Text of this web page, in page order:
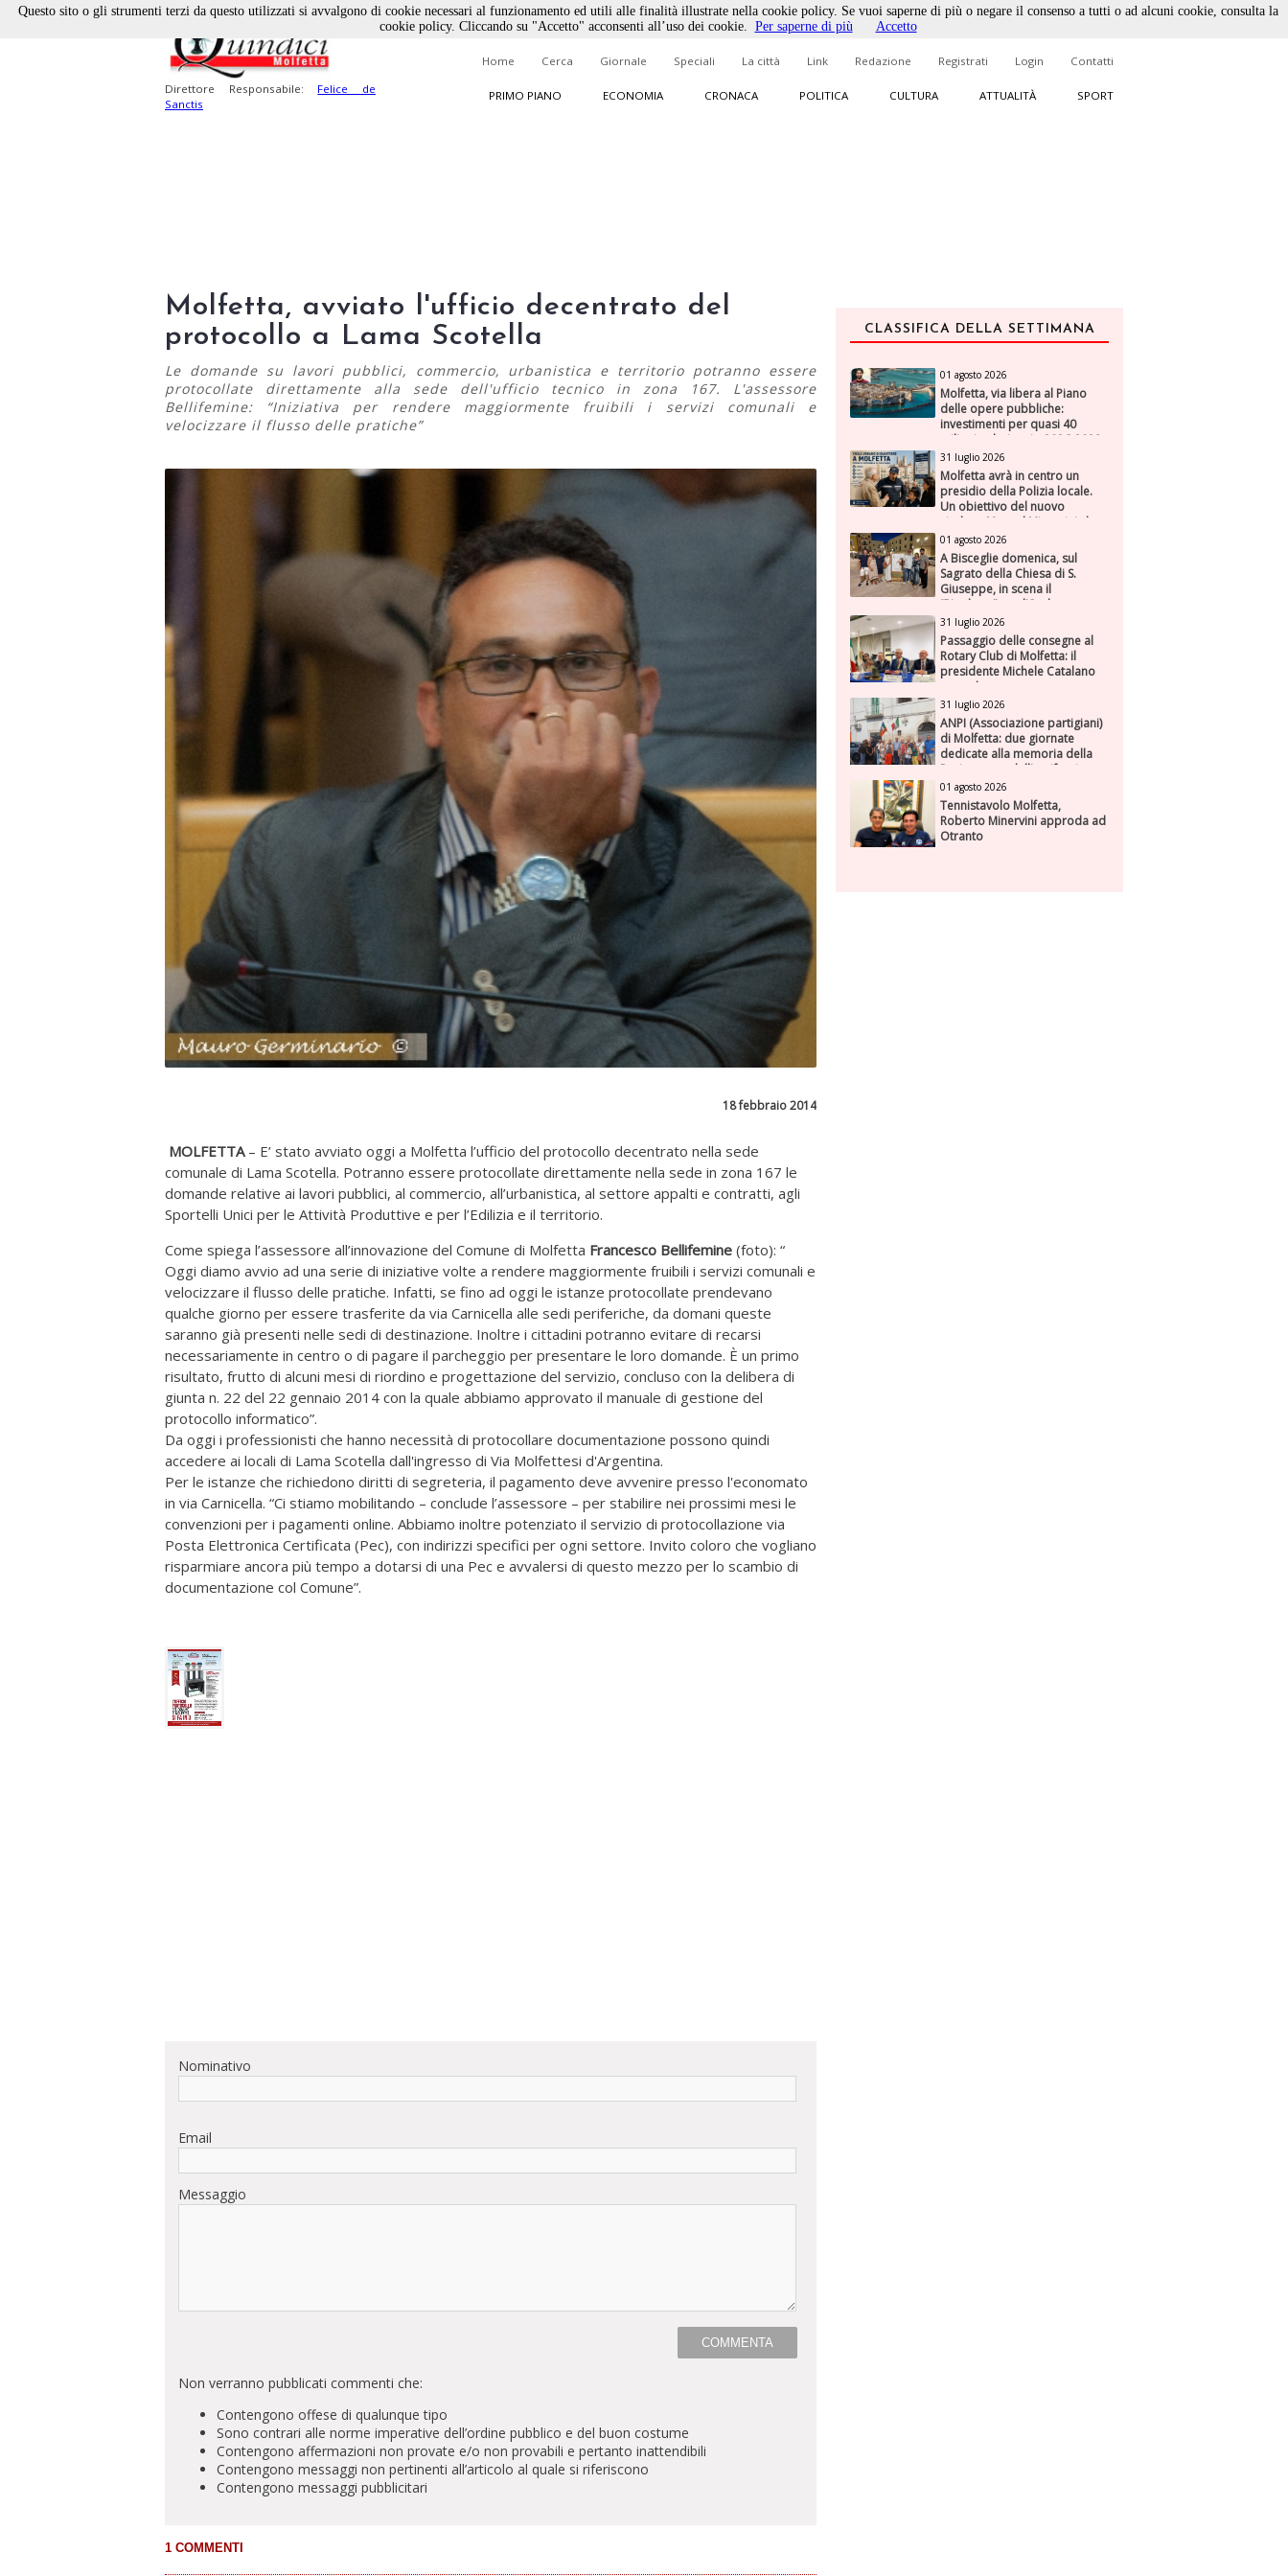
Direttore Responsabile: Felice de
Sanctis
Home Cerca Giornale Speciali La città Link Redazione Registrati Login Contatti
PRIMO PIANO ECONOMIA CRONACA POLITICA CULTURA ATTUALITÀ SPORT
Molfetta, avviato l'ufficio decentrato del
protocollo a Lama Scotella
Le domande su lavori pubblici, commercio, urbanistica e territorio potranno essere
protocollate direttamente alla sede dell'ufficio tecnico in zona 167. L'assessore
Bellifemine: “Iniziativa per rendere maggiormente fruibili i servizi comunali e
velocizzare il flusso delle pratiche”
18 febbraio 2014
MOLFETTA– E’ stato avviato oggi a Molfetta l’ufficio del protocollo decentrato nella sede
comunale di Lama Scotella. Potranno essere protocollate direttamente nella sede in zona 167 le
domande relative ai lavori pubblici, al commercio, all’urbanistica, al settore appalti e contratti, agli
Sportelli Unici per le Attività Produttive e per l’Edilizia e il territorio.
Come spiega l’assessore all’innovazione del Comune di Molfetta Francesco Bellifemine (foto): “
Oggi diamo avvio ad una serie di iniziative volte a rendere maggiormente fruibili i servizi comunali e
velocizzare il flusso delle pratiche. Infatti, se fino ad oggi le istanze protocollate prendevano
qualche giorno per essere trasferite da via Carnicella alle sedi periferiche, da domani queste
saranno già presenti nelle sedi di destinazione. Inoltre i cittadini potranno evitare di recarsi
necessariamente in centro o di pagare il parcheggio per presentare le loro domande. È un primo
risultato, frutto di alcuni mesi di riordino e progettazione del servizio, concluso con la delibera di
giunta n. 22 del 22 gennaio 2014 con la quale abbiamo approvato il manuale di gestione del
protocollo informatico”.
Da oggi i professionisti che hanno necessità di protocollare documentazione possono quindi
accedere ai locali di Lama Scotella dall'ingresso di Via Molfettesi d'Argentina.
Per le istanze che richiedono diritti di segreteria, il pagamento deve avvenire presso l'economato
in via Carnicella. “Ci stiamo mobilitando – conclude l’assessore – per stabilire nei prossimi mesi le
convenzioni per i pagamenti online. Abbiamo inoltre potenziato il servizio di protocollazione via
Posta Elettronica Certificata (Pec), con indirizzi specifici per ogni settore. Invito coloro che vogliano
risparmiare ancora più tempo a dotarsi di una Pec e avvalersi di questo mezzo per lo scambio di
documentazione col Comune”.
Nominativo
Email
Messaggio
Non verranno pubblicati commenti che:
Contengono offese di qualunque tipo
Sono contrari alle norme imperative dell’ordine pubblico e del buon costume
Contengono affermazioni non provate e/o non provabili e pertanto inattendibili
Contengono messaggi non pertinenti all’articolo al quale si riferiscono
Contengono messaggi pubblicitari
CLASSIFICA DELLA SETTIMANA
01 agosto 2026
Molfetta, via libera al Piano
delle opere pubbliche:
investimenti per quasi 40
milioni nel triennio 2026-2028
31 luglio 2026
Molfetta avrà in centro un
presidio della Polizia locale.
Un obiettivo del nuovo
sindaco Manuel Minervini che
diviene realtà, con la speranza
di maggiore efficienza e
presenza sul territorio
01 agosto 2026
A Bisceglie domenica, sul
Sagrato della Chiesa di S.
Giuseppe, in scena il
“Rigoletto” con l’Orchestra
Sinfonica Federiciana
31 luglio 2026
Passaggio delle consegne al
Rotary Club di Molfetta: il
presidente Michele Catalano
succede a se stesso
31 luglio 2026
ANPI (Associazione partigiani)
di Molfetta: due giornate
dedicate alla memoria della
Resistenza e dell'antifascismo
01 agosto 2026
Tennistavolo Molfetta,
Roberto Minervini approda ad
Otranto
Questo sito o gli strumenti terzi da questo utilizzati si avvalgono di cookie necessari al funzionamento ed utili alle finalità illustrate nella cookie policy. Se vuoi saperne di più o negare il consenso a tutti o ad alcuni cookie, consulta la
cookie policy. Cliccando su "Accetto" acconsenti all’uso dei cookie. Per saperne di più Accetto